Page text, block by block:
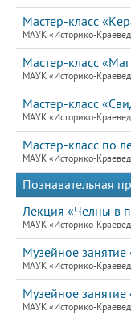
Мастер-класс
МАУК «Историко-
Мастер-класс
МАУК «Историко-
Мастер-класс
МАУК «Историко-
Мастер-класс по
МАУК «Историко-
Познавательная
Лекция «Челны в
МАУК «Историко-
Музейное
МАУК «Историко-
Музейное занятие
МАУК «Историко-